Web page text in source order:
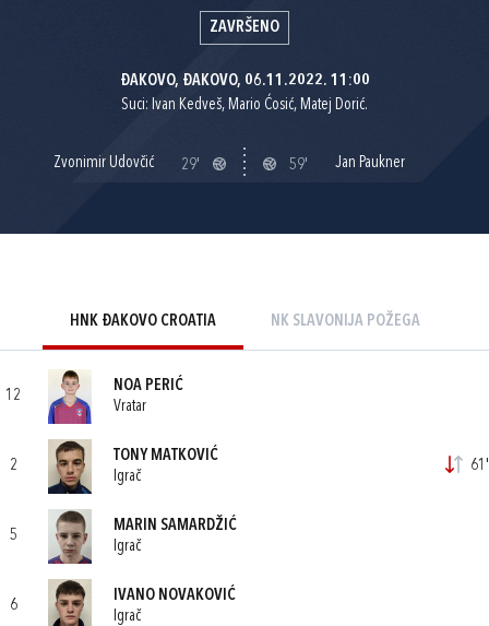
ZAVRŠENO
ĐAKOVO, ĐAKOVO, 06.11.2022. 11:00
Suci: Ivan Kedveš, Mario Ćosić, Matej Dorić.
Zvonimir Udovčić 29' 59' Jan Paukner
HNK ĐAKOVO CROATIA NK SLAVONIJA POŽEGA
12
NOA PERIĆ
Vratar
2
TONY MATKOVIĆ
Igrač
61'
5
MARIN SAMARDŽIĆ
Igrač
6
IVANO NOVAKOVIĆ
Igrač